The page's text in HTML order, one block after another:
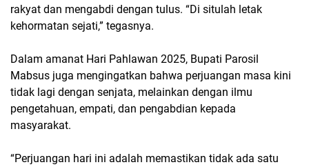
rakyat dan mengabdi dengan tulus. “Di situlah letak
kehormatan sejati,” tegasnya.
Dalam amanat Hari Pahlawan 2025, Bupati Parosil
Mabsus juga mengingatkan bahwa perjuangan masa kini
tidak lagi dengan senjata, melainkan dengan ilmu
pengetahuan, empati, dan pengabdian kepada
masyarakat.
“Perjuangan hari ini adalah memastikan tidak ada satu